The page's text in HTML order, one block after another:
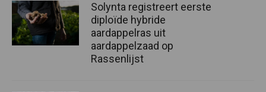
Solynta registreert eerste
diploïde hybride
aardappelras uit
aardappelzaad op
Rassenlijst